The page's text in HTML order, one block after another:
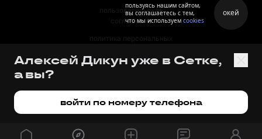
пользовательское
соглашение
политика персональных
правила
Алексей Дикун уже в Сетке,
а вы?
войти по номеру телефона
пользуясь нашим сайтом,
вы соглашаетесь с тем,
что мы используем cookies
окей